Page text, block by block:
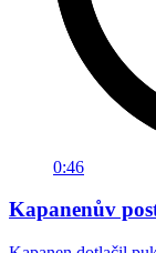
0:46
Kapanenův